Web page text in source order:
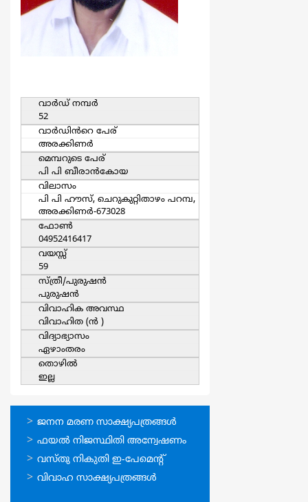
വാര്‍ഡ്‌ നമ്പര്‍
52
വാര്‍ഡിൻറെ പേര്
അരക്കിണര്‍
മെമ്പറുടെ പേര്
പി പി ബീരാന്‍കോയ
വിലാസം
പി പി ഹൗസ്, ചെറുകുറ്റിതാഴം പറമ്പ,
അരക്കിണര്‍-673028
ഫോൺ
04952416417
വയസ്സ്
59
സ്ത്രീ/പുരുഷന്‍
പുരുഷന്‍
വിവാഹിക അവസ്ഥ
വിവാഹിത (ന്‍ )
വിദ്യാഭ്യാസം
ഏഴാംതരം
തൊഴില്‍
ഇല്ല
ഓണ്‍ലൈന്‍
സേവനങ്ങള്‍
ജനന മരണ സാക്ഷ്യപത്രങ്ങള്‍
ഫയല്‍ നിജസ്ഥിതി അന്വേഷണം
വസ്തു നികുതി ഇ-പേമെന്റ്
വിവാഹ സാക്ഷ്യപത്രങ്ങള്‍